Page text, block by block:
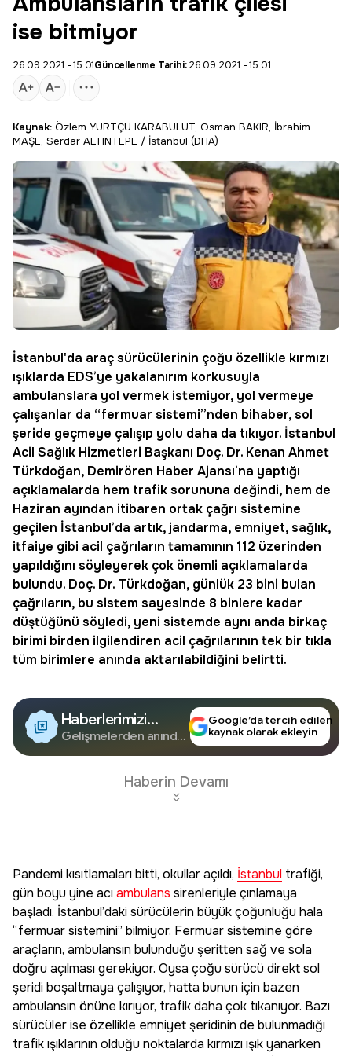
ise bitmiyor
26.09.2021 - 15:01Güncellenme Tarihi:26.09.2021 - 15:01
Kaynak: Özlem YURTÇU KARABULUT, Osman BAKIR, İbrahim
MAŞE, Serdar ALTINTEPE / İstanbul (DHA)
İstanbul'da araç sürücülerinin çoğu özellikle kırmızı
ışıklarda EDS’ye yakalanırım korkusuyla
ambulanslara yol vermek istemiyor, yol vermeye
çalışanlar da “fermuar sistemi”nden bihaber, sol
şeride geçmeye çalışıp yolu daha da tıkıyor. İstanbul
Acil Sağlık Hizmetleri Başkanı Doç. Dr. Kenan Ahmet
Türkdoğan, Demirören Haber Ajansı’na yaptığı
açıklamalarda hem trafik sorununa değindi, hem de
Haziran ayından itibaren ortak çağrı sistemine
geçilen İstanbul’da artık, jandarma, emniyet, sağlık,
itfaiye gibi acil çağrıların tamamının 112 üzerinden
yapıldığını söyleyerek çok önemli açıklamalarda
bulundu. Doç. Dr. Türkdoğan, günlük 23 bini bulan
çağrıların, bu sistem sayesinde 8 binlere kadar
düştüğünü söyledi, yeni sistemde aynı anda birkaç
birimi birden ilgilendiren acil çağrılarının tek bir tıkla
tüm birimlere anında aktarılabildiğini belirtti.
Haberlerimizi
Google'da Takip
Edin
Gelişmelerden anında
Google’da tercih edilen
kaynak olarak ekleyin
Haberin Devamı
Pandemi kısıtlamaları bitti, okullar açıldı, İstanbul trafiği,
gün boyu yine acıambulans sirenleriyle çınlamaya
başladı. İstanbul’daki sürücülerin büyük çoğunluğu hala
“fermuar sistemini” bilmiyor. Fermuar sistemine göre
araçların, ambulansın bulunduğu şeritten sağ ve sola
doğru açılması gerekiyor. Oysa çoğu sürücü direkt sol
şeridi boşaltmaya çalışıyor, hatta bunun için bazen
ambulansın önüne kırıyor, trafik daha çok tıkanıyor. Bazı
sürücüler ise özellikle emniyet şeridinin de bulunmadığı
trafik ışıklarının olduğu noktalarda kırmızı ışık yanarken